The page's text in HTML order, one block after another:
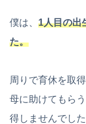
僕は、 1人目の出
た。
周りで育休を取
母に助けてもら
得しませんでした